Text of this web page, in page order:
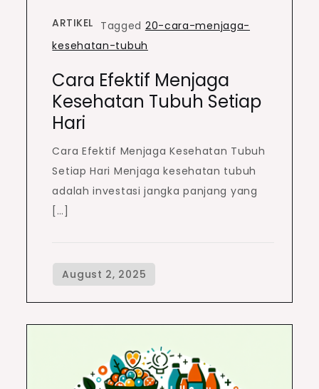
ARTIKEL Tagged 20-cara-menjaga-
kesehatan-tubuh
Cara Efektif Menjaga
Kesehatan Tubuh Setiap
Hari
Cara Efektif Menjaga Kesehatan Tubuh
Setiap Hari Menjaga kesehatan tubuh
adalah investasi jangka panjang yang
[…]